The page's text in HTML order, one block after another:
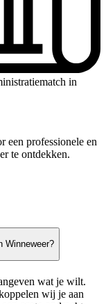
in
een professionele en
te ontdekken.
Winneweer?
wat je wilt.
wij je aan